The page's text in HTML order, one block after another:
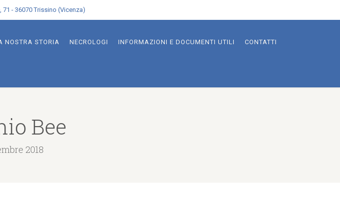
71 - 36070 Trissino (Vicenza)
NOSTRA STORIA NECROLOGI INFORMAZIONI E DOCUMENTI UTILI CONTATTI
Bee
2018